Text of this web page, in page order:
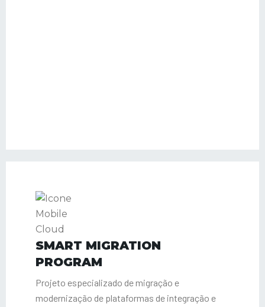
SMART MIGRATION
PROGRAM
Projeto especializado de migração e
modernização de plataformas de integração e